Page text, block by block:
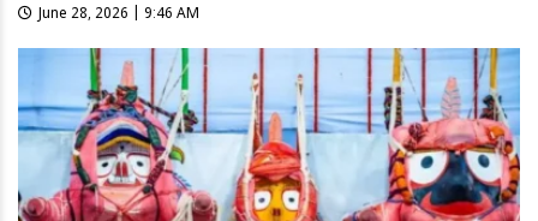
June 28, 2026 | 9:46 AM